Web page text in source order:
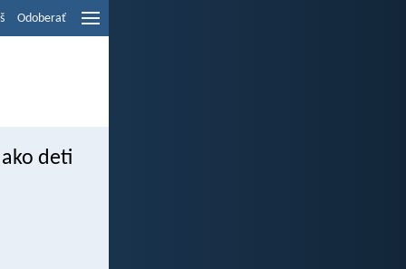
Odoberať
deti